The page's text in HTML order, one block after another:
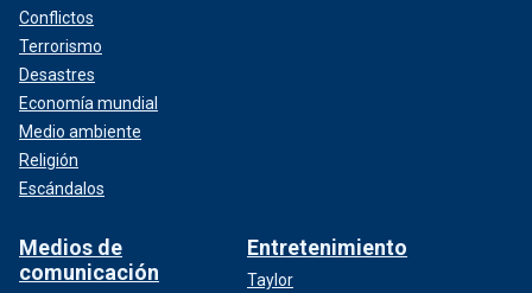
Conflictos
Terrorismo
Desastres
Economía mundial
Medio ambiente
Religión
Escándalos
Medios de
comunicación
Entretenimiento
Taylor